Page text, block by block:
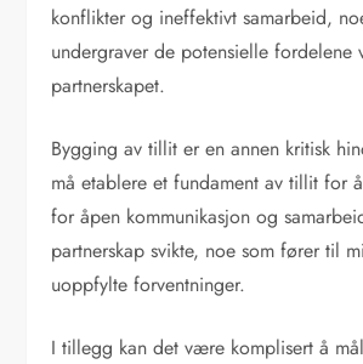
konflikter og ineffektivt samarbeid,
undergraver de potensielle fordelene
partnerskapet.
Bygging av tillit er en annen kritisk
må etablere et fundament av tillit for
for åpen kommunikasjon og
partnerskap svikte, noe som fører til
uoppfylte forventninger.
I tillegg kan det være komplisert å